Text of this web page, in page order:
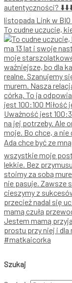
To cudne uczucie,
Szukaj